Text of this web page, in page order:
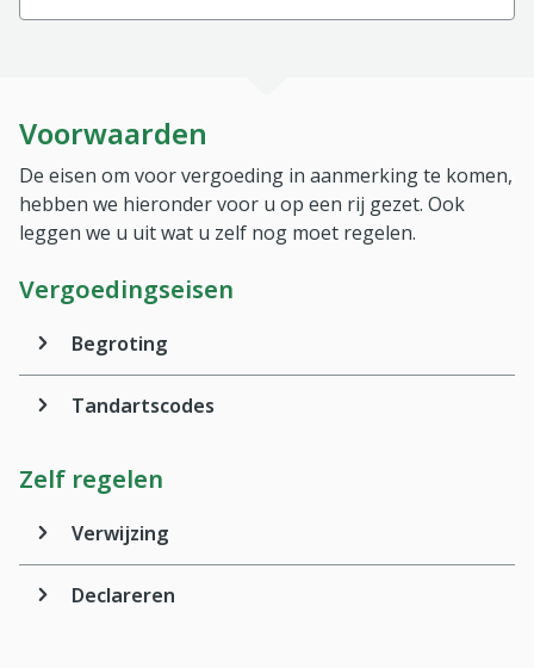
Voorwaarden
De eisen om voor vergoeding in aanmerking te komen,
hebben we hieronder voor u op een rij gezet. Ook
leggen we u uit wat u zelf nog moet regelen.
Vergoedingseisen
Begroting
Tandartscodes
Zelf regelen
Verwijzing
Declareren